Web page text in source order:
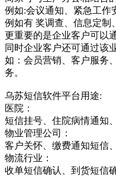
例如:会议通知、紧急工作
例如有 奖调查、信息定制
更重要的是企业客户可以
同时企业客户还可通过该
如：会员营销、客户服务
务。
乌苏短信软件平台用途:
医院：
短信挂号、住院病情通知
物业管理公司：
客户关怀、缴费通知短信
物流行业：
收单短信确认、到货短信